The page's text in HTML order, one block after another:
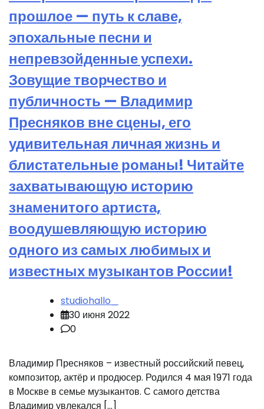
прошлое — путь к славе,
эпохальные песни и
непревзойденные успехи.
Зовущие творчество и
публичность — Владимир
Пресняков вне сцены, его
удивительная личная жизнь и
блистательные романы! Читайте
захватывающую историю
знаменитого артиста,
воодушевляющую историю
одного из самых любимых и
известных музыкантов России!
studiohallo_
30 июня 2022
0
Владимир Пресняков – известный российский певец,
композитор, актёр и продюсер. Родился 4 мая 1971 года
в Москве в семье музыкантов. С самого детства
Владимир увлекался […]